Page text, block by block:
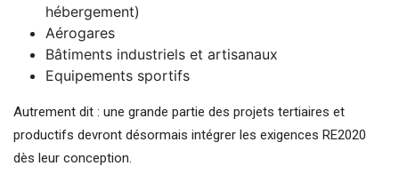
hébergement)
Aérogares
Bâtiments industriels et artisanaux
Equipements sportifs
Autrement dit : une grande partie des projets tertiaires et
productifs devront désormais intégrer les exigences RE2020
dès leur conception.